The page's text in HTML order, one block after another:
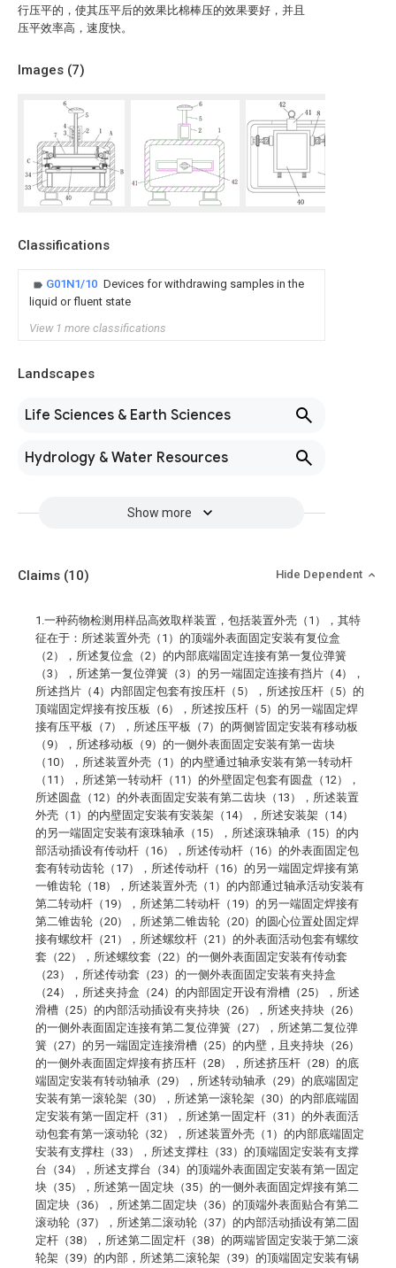
行压平的，使其压平后的效果比棉棒压的效果要好，并且
压平效率高，速度快。
Images (7)
Classifications
G01N1/10 Devices for withdrawing samples in the
liquid or fluent state
View 1 more classifications
Landscapes
Life Sciences & Earth Sciences
Hydrology & Water Resources
Show more
Claims (10) Hide Dependent
1.一种药物检测用样品高效取样装置，包括装置外壳（1），其特
征在于：所述装置外壳（1）的顶端外表面固定安装有复位盒
（2），所述复位盒（2）的内部底端固定连接有第一复位弹簧
（3），所述第一复位弹簧（3）的另一端固定连接有挡片（4），
所述挡片（4）内部固定包套有按压杆（5），所述按压杆（5）的
顶端固定焊接有按压板（6），所述按压杆（5）的另一端固定焊
接有压平板（7），所述压平板（7）的两侧皆固定安装有移动板
（9），所述移动板（9）的一侧外表面固定安装有第一齿块
（10），所述装置外壳（1）的内壁通过轴承安装有第一转动杆
（11），所述第一转动杆（11）的外壁固定包套有圆盘（12），
所述圆盘（12）的外表面固定安装有第二齿块（13），所述装置
外壳（1）的内壁固定安装有安装架（14），所述安装架（14）
的另一端固定安装有滚珠轴承（15），所述滚珠轴承（15）的内
部活动插设有传动杆（16），所述传动杆（16）的外表面固定包
套有转动齿轮（17），所述传动杆（16）的另一端固定焊接有第
一锥齿轮（18），所述装置外壳（1）的内部通过轴承活动安装有
第二转动杆（19），所述第二转动杆（19）的另一端固定焊接有
第二锥齿轮（20），所述第二锥齿轮（20）的圆心位置处固定焊
接有螺纹杆（21），所述螺纹杆（21）的外表面活动包套有螺纹
套（22），所述螺纹套（22）的一侧外表面固定安装有传动套
（23），所述传动套（23）的一侧外表面固定安装有夹持盒
（24），所述夹持盒（24）的内部固定开设有滑槽（25），所述
滑槽（25）的内部活动插设有夹持块（26），所述夹持块（26）
的一侧外表面固定连接有第二复位弹簧（27），所述第二复位弹
簧（27）的另一端固定连接滑槽（25）的内壁，且夹持块（26）
的一侧外表面固定焊接有挤压杆（28），所述挤压杆（28）的底
端固定安装有转动轴承（29），所述转动轴承（29）的底端固定
安装有第一滚轮架（30），所述第一滚轮架（30）的内部底端固
定安装有第一固定杆（31），所述第一固定杆（31）的外表面活
动包套有第一滚动轮（32），所述装置外壳（1）的内部底端固定
安装有支撑柱（33），所述支撑柱（33）的顶端固定安装有支撑
台（34），所述支撑台（34）的顶端外表面固定安装有第一固定
块（35），所述第一固定块（35）的一侧外表面固定焊接有第二
固定块（36），所述第二固定块（36）的顶端外表面贴合有第二
滚动轮（37），所述第二滚动轮（37）的内部活动插设有第二固
定杆（38），所述第二固定杆（38）的两端皆固定安装于第二滚
轮架（39）的内部，所述第二滚轮架（39）的顶端固定安装有锡